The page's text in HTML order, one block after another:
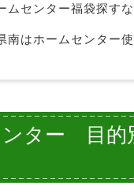
ムセンター福袋探す
南はホームセンター
ター 目的